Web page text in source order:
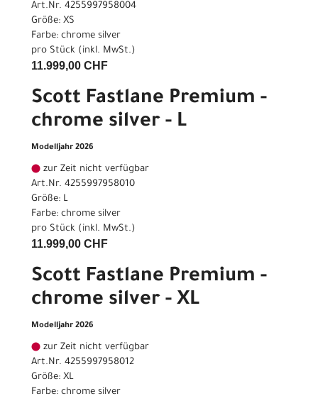
Art.Nr. 4255997958004
Größe: XS
Farbe: chrome silver
pro Stück (inkl. MwSt.)
11.999,00 CHF
Scott Fastlane Premium -
chrome silver - L
Modelljahr 2026
zur Zeit nicht verfügbar
Art.Nr. 4255997958010
Größe: L
Farbe: chrome silver
pro Stück (inkl. MwSt.)
11.999,00 CHF
Scott Fastlane Premium -
chrome silver - XL
Modelljahr 2026
zur Zeit nicht verfügbar
Art.Nr. 4255997958012
Größe: XL
Farbe: chrome silver